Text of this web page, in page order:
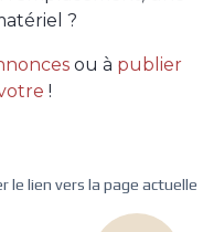
?
ou à publier
!
le lien vers la page actuelle